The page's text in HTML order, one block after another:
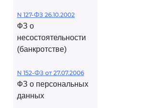
N 127-ФЗ 26.10.2002
ФЗ о
несостоятельности
(банкротстве)
N 152-ФЗ от 27.07.2006
ФЗ о персональных
данных